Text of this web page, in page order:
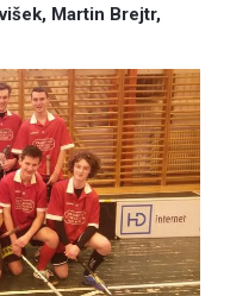
Martin Brejtr,